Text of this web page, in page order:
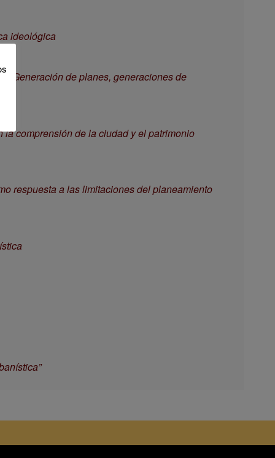
ideológica
Generación de planes, generaciones de
comprensión de la ciudad y el patrimonio
respuesta a las limitaciones del planeamiento